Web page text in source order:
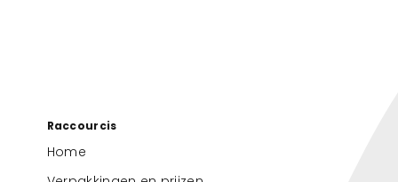
Raccourcis
Home